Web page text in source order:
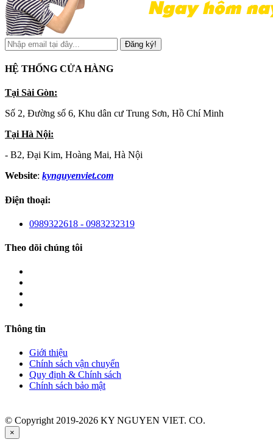
Đăng ký!
HỆ THỐNG CỬA HÀNG
Tại Sài Gòn:
Số 2, Đường số 6, Khu dân cư Trung Sơn, Hồ Chí Minh
Tại Hà Nội:
- B2, Đại Kim, Hoàng Mai, Hà Nội
Website: kynguyenviet.com
Điện thoại:
0989322618 - 0983232319
Theo dõi chúng tôi
Thông tin
Giới thiệu
Chính sách vận chuyển
Quy định & Chính sách
Chính sách bảo mật
© Copyright 2019-2026 KY NGUYEN VIET. CO.
×